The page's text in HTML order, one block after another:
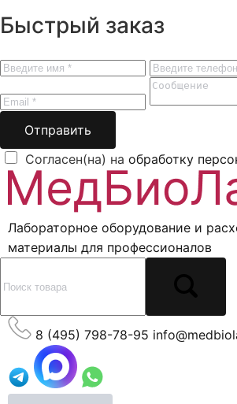
Быстрый заказ
Отправить
Согласен(на) на обработку
Лабораторное оборудование и
материалы для профессионалов
8 (495) 798-78-95